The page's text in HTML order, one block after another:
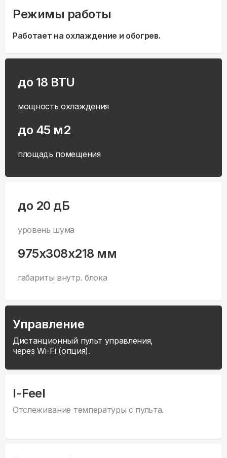
Режимы работы
Работает на охлаждение и обогрев.
до 18 BTU
мощность охлаждения
до 45 м2
площадь помещения
до 20 дБ
уровень шума
975x308x218 мм
габариты внутр. блока
Управление
Дистанционный пульт управления,
через Wi-Fi (опция).
I-Feel
Отслеживание температуры с пульта.